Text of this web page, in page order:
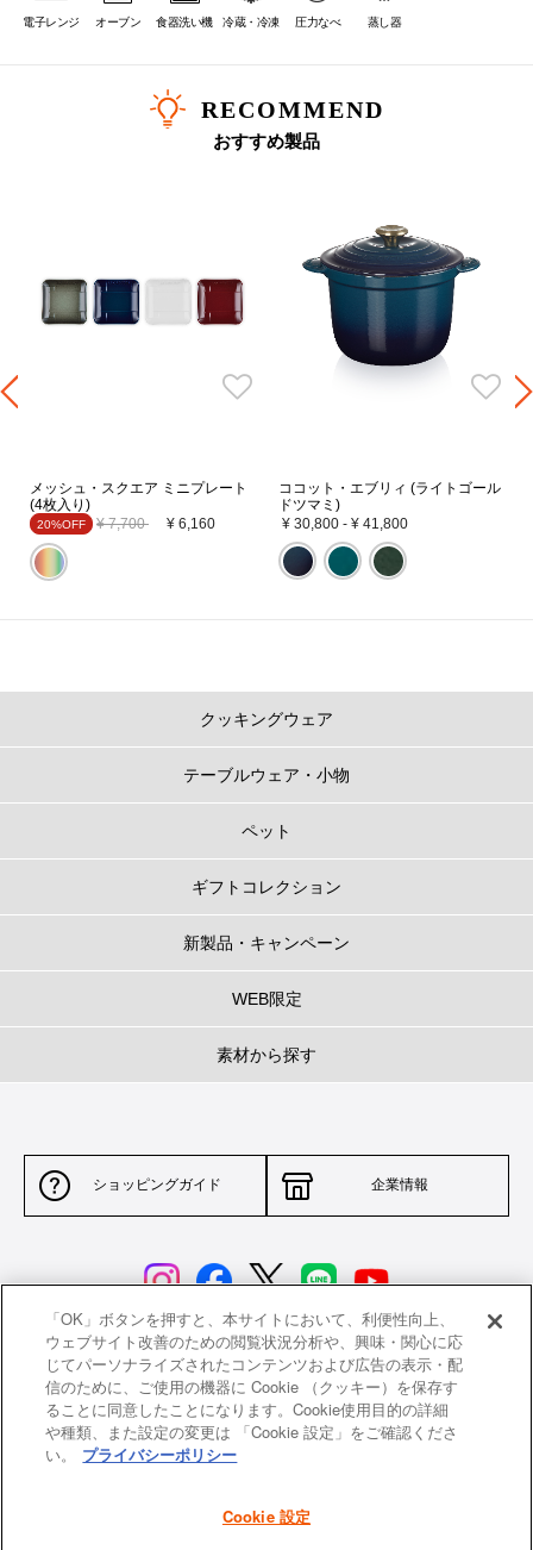
電子レンジ オーブン 食器洗い機 冷蔵・冷凍 圧力なべ 蒸し器
RECOMMEND
おすすめ製品
メッシュ・スクエア ミニプレート
(4枚入り)
20%OFF Price reduced from
¥ 7,700to ¥ 6,160
ココット・エブリィ (ライトゴール
ドツマミ)
¥ 30,800 - ¥ 41,800
クッキングウェア
テーブルウェア・小物
ペット
ギフトコレクション
新製品・キャンペーン
WEB限定
素材から探す
ショッピングガイド 企業情報
サイトポリシー 特定商取引法に基づく表示
並行輸入品について 個人情報保護方針
返品について
「OK」ボタンを押すと、本サイトにおいて、利便性向上、
ウェブサイト改善のための閲覧状況分析や、興味・関心に応
じてパーソナライズされたコンテンツおよび広告の表示・配
信のために、ご使用の機器に Cookie （クッキー）を保存す
ることに同意したことになります。Cookie使用目的の詳細
や種類、また設定の変更は 「Cookie 設定」をご確認くださ
い。
プライバシーポリシー
Cookie 設定